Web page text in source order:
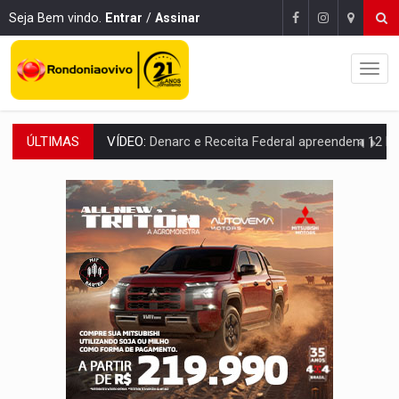
Seja Bem vindo. Entrar / Assinar
ÚLTIMAS OPERAÇÃO DA PC:Membros do CV são presos com armas e drogas após
ENTRADA GRATUITA:Espetáculo As Marias Somos Nós será
VÍDEO:Três são presos após furto de motocicleta em frente
CELEBRAÇÃO:Cerejeiras completa 43 anos de emancipação com
SAÚDE:Anvisa desmente boato sobre presença de plástico ou
VÍDEO:Pitbulls fogem de residência e atacam casal de idosos
AÇÃO CONJUNTA: Forças policiais apreendem cerca de 1kg de
PF ESTÁ APURANDO:Flávio Bolsonaro escolhe Alfredo Gaspar como vice, alvo de